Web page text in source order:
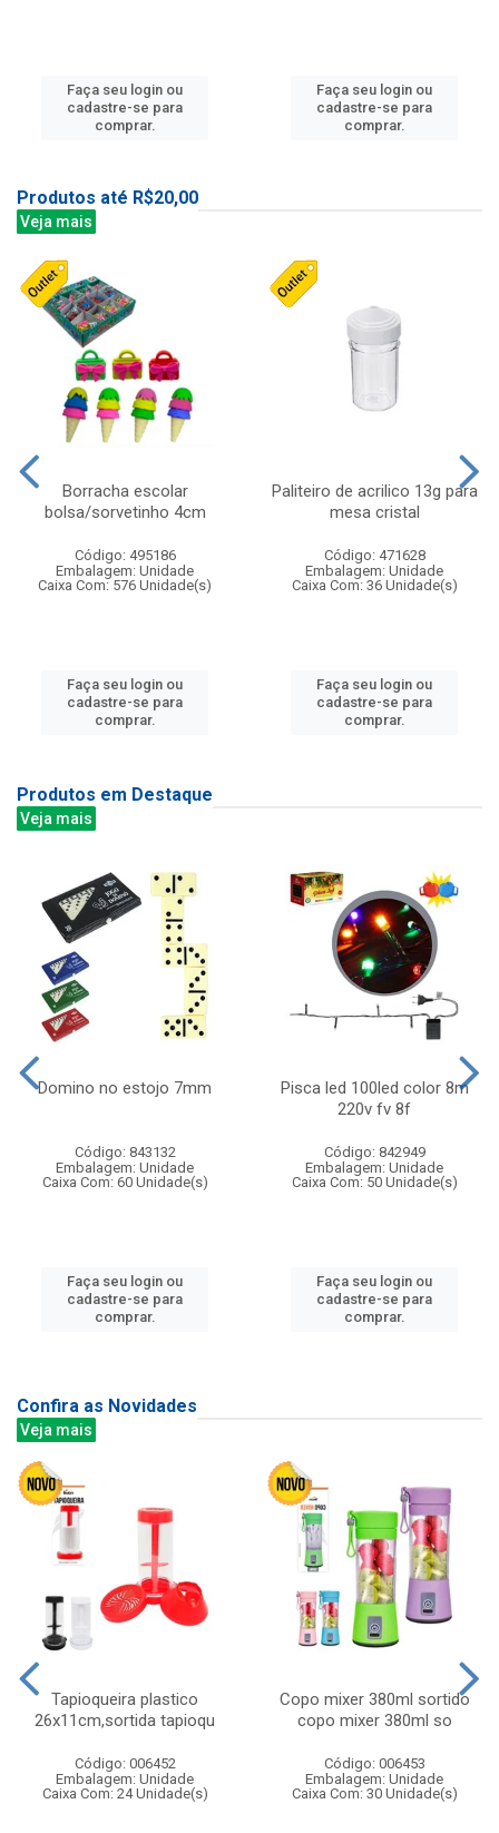
Faça seu login ou
cadastre-se para
comprar.
Faça seu login ou
cadastre-se para
comprar.
Produtos até R$20,00
Veja mais
Borracha escolar
bolsa/sorvetinho 4cm
Código: 495186
Embalagem: Unidade
Caixa Com: 576 Unidade(s)
Faça seu login ou
cadastre-se para
comprar.
Paliteiro de acrilico 13g para
mesa cristal
Código: 471628
Embalagem: Unidade
Caixa Com: 36 Unidade(s)
Faça seu login ou
cadastre-se para
comprar.
Produtos em Destaque
Veja mais
Domino no estojo 7mm
Código: 843132
Embalagem: Unidade
Caixa Com: 60 Unidade(s)
Faça seu login ou
cadastre-se para
comprar.
Pisca led 100led color 8m
220v fv 8f
Código: 842949
Embalagem: Unidade
Caixa Com: 50 Unidade(s)
Faça seu login ou
cadastre-se para
comprar.
Confira as Novidades
Veja mais
Tapioqueira plastico
26x11cm,sortida tapioqu
Código: 006452
Embalagem: Unidade
Caixa Com: 24 Unidade(s)
Copo mixer 380ml sortido
copo mixer 380ml so
Código: 006453
Embalagem: Unidade
Caixa Com: 30 Unidade(s)